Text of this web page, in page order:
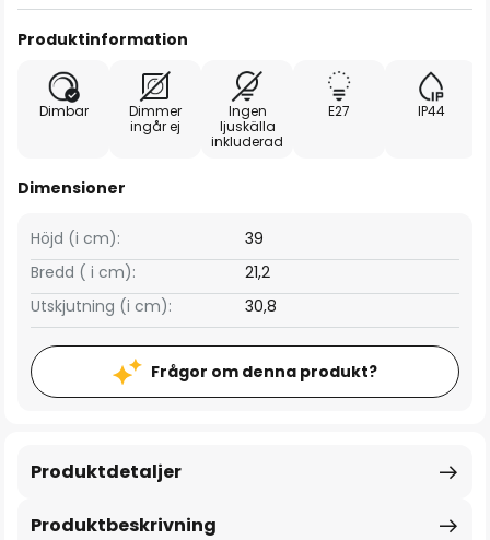
Produktinformation
Dimbar
Dimmer
ingår ej
Ingen
ljuskälla
inkluderad
E27 IP44
Dimensioner
Bredd ( i cm): 21,2
Höjd (i cm): 39
Utskjutning (i cm): 30,8
Frågor om denna produkt?
Produktbeskrivning
Produktdetaljer